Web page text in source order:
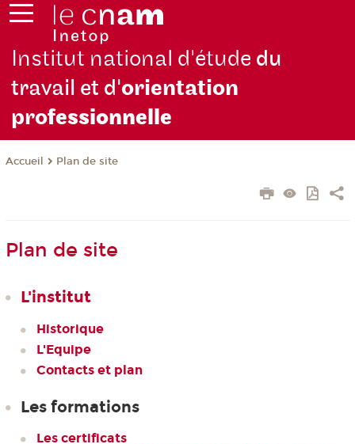
Institut national d'étude du
travail et d'orientation
professionnelle
Accueil Plan de site
Plan de site
L'institut
Historique
L'Equipe
Contacts et plan
Les formations
Les certificats